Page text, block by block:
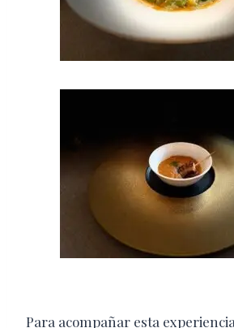
Para acompañar esta